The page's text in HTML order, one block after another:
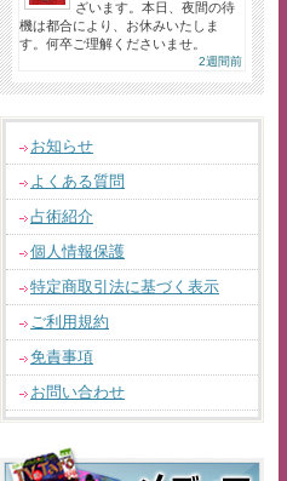
ざいます。本日、夜間の待
機は都合により、お休みいたしま
す。何卒ご理解くださいませ。
2週間前
お知らせ
よくある質問
占術紹介
個人情報保護
特定商取引法に基づく表示
ご利用規約
免責事項
お問い合わせ